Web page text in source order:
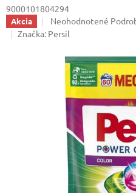
9000101804294
Akcia
Priemerné
hodnotenie
hviezdičiek.
Neohodnotené
Značka: Persil